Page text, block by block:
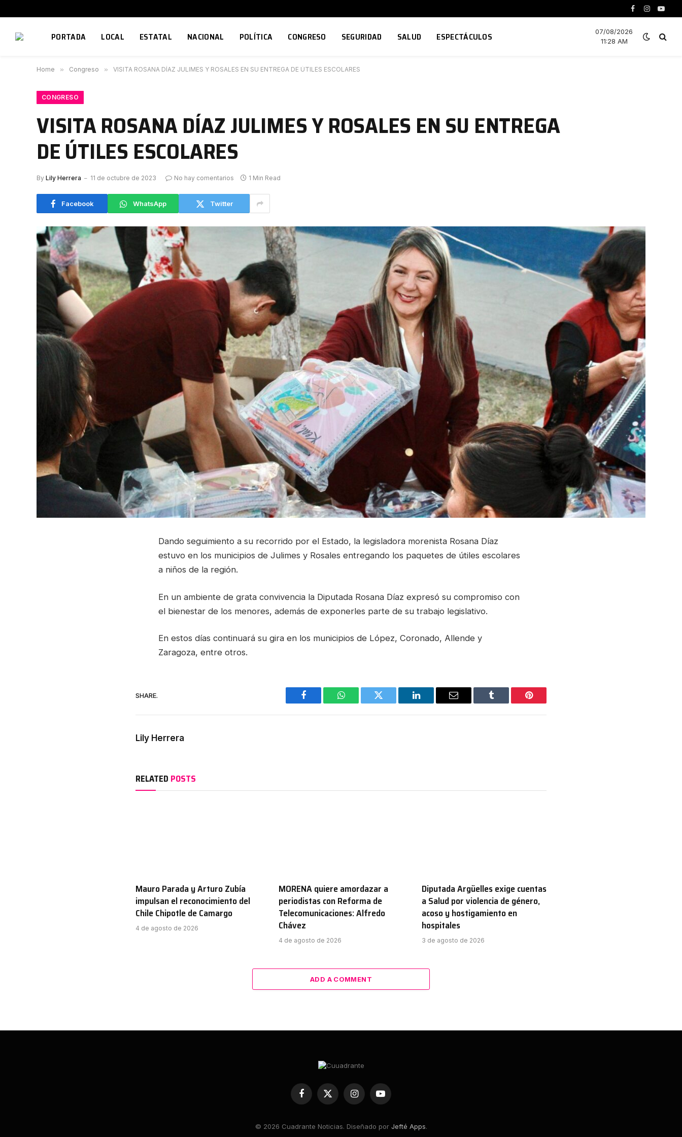
Facebook
Instagram
PORTADA LOCAL ESTATAL NACIONAL POLÍTICA CONGRESO SEGURIDAD SALUD ESPECTÁCULOS
07/08/2026
11:28 AM
Home » Congreso » VISITA ROSANA DÍAZ JULIMES Y ROSALES EN SU ENTREGA DE ÚTILES ESCOLARES
CONGRESO
VISITA ROSANA DÍAZ JULIMES Y ROSALES EN SU ENTREGA
DE ÚTILES ESCOLARES
By Lily Herrera 11 de octubre de 2023 No hay comentarios 1 Min Read
Facebook WhatsApp Twitter
Dando seguimiento a su recorrido por el Estado, la legisladora morenista Rosana Díaz
estuvo en los municipios de Julimes y Rosales entregando los paquetes de útiles escolares
a niños de la región.
En un ambiente de grata convivencia la Diputada Rosana Díaz expresó su compromiso con
el bienestar de los menores, además de exponerles parte de su trabajo legislativo.
En estos días continuará su gira en los municipios de López, Coronado, Allende y
Zaragoza, entre otros.
SHARE.
Facebook WhatsAppTwitter LinkedIn Email Tumblr Pinterest
Lily Herrera
RELATED POSTS
Mauro Parada y Arturo Zubía
impulsan el reconocimiento del
Chile Chipotle de Camargo
4 de agosto de 2026
MORENA quiere amordazar a
periodistas con Reforma de
Telecomunicaciones: Alfredo
Chávez
4 de agosto de 2026
Diputada Argüelles exige cuentas
a Salud por violencia de género,
acoso y hostigamiento en
hospitales
3 de agosto de 2026
ADD A COMMENT
Facebook
X
(Twitter)
InstagramYouTube
© 2026 Cuadrante Noticias. Diseñado por Jefté Apps.